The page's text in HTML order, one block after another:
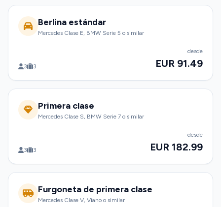
Berlina estándar
Mercedes Clase E, BMW Serie 5 o similar
3 3
desde
EUR 91.49
Primera clase
Mercedes Clase S, BMW Serie 7 o similar
3 3
desde
EUR 182.99
Furgoneta de primera clase
Mercedes Clase V, Viano o similar